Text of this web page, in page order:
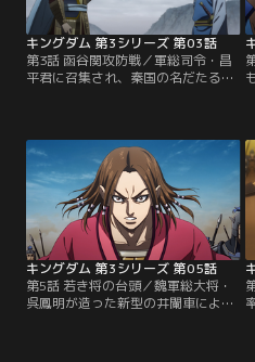
【提供：バンダイチャンネル】
キングダム 第3シリーズ 第03話
第3話 函谷関攻防戦／軍総司令・昌
平君に召集され、秦国の名だたる将
発表する。それは、全軍で国門“函
谷関”にて敵を迎え撃つこと。この
作戦を受け、秦国を挙げた大軍勢が
函谷関へと集結。その中には信
の“飛信隊”、信と同世代の将、王賁
率いる“玉鳳隊”、蒙恬率いる…。
【提供：バンダイチャンネル】
キングダム 第3シリーズ 第05話
第5話 若き将の台頭／魏軍総大将・
呉鳳明が造った新型の井闌車によっ